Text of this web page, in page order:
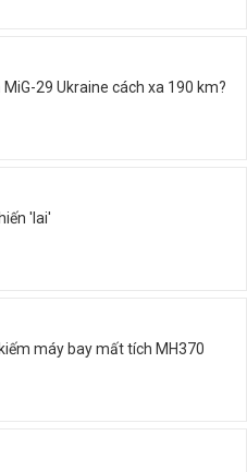
29 Ukraine cách xa 190 km?
'lai'
máy bay mất tích MH370